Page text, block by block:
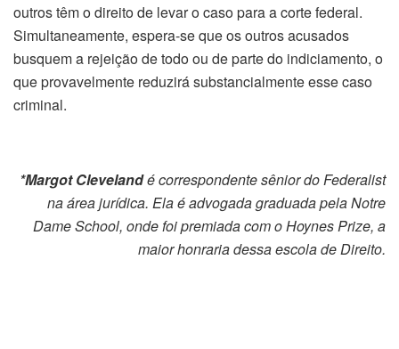
outros têm o direito de levar o caso para a corte federal.
Simultaneamente, espera-se que os outros acusados
busquem a rejeição de todo ou de parte do indiciamento, o
que provavelmente reduzirá substancialmente esse caso
criminal.
*Margot Clevelandé correspondente sênior do Federalist
na área jurídica. Ela é advogada graduada pela Notre
Dame School, onde foi premiada com o Hoynes Prize, a
maior honraria dessa escola de Direito.